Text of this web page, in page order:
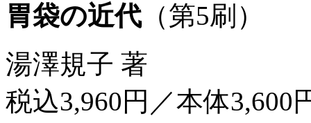
胃袋の近代（第5刷）
湯澤規子 著
税込3,960円／本体3,600